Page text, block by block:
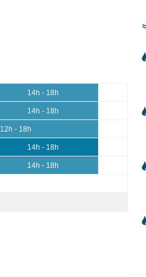
14h - 18h
14h - 18h
12h - 18h
14h - 18h
14h - 18h